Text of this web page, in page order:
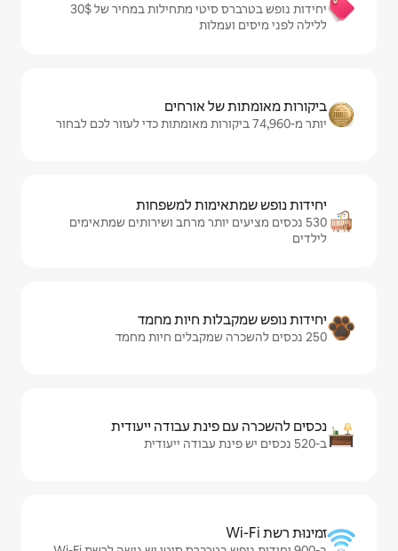
יחידות נופש בטרברס סיטי מתחילות במחיר של $‏30 ‏
אורחים
למשפחות
יותר מרחב ושירותים שמתאימים
חיות מחמד
עבודה ייעודית